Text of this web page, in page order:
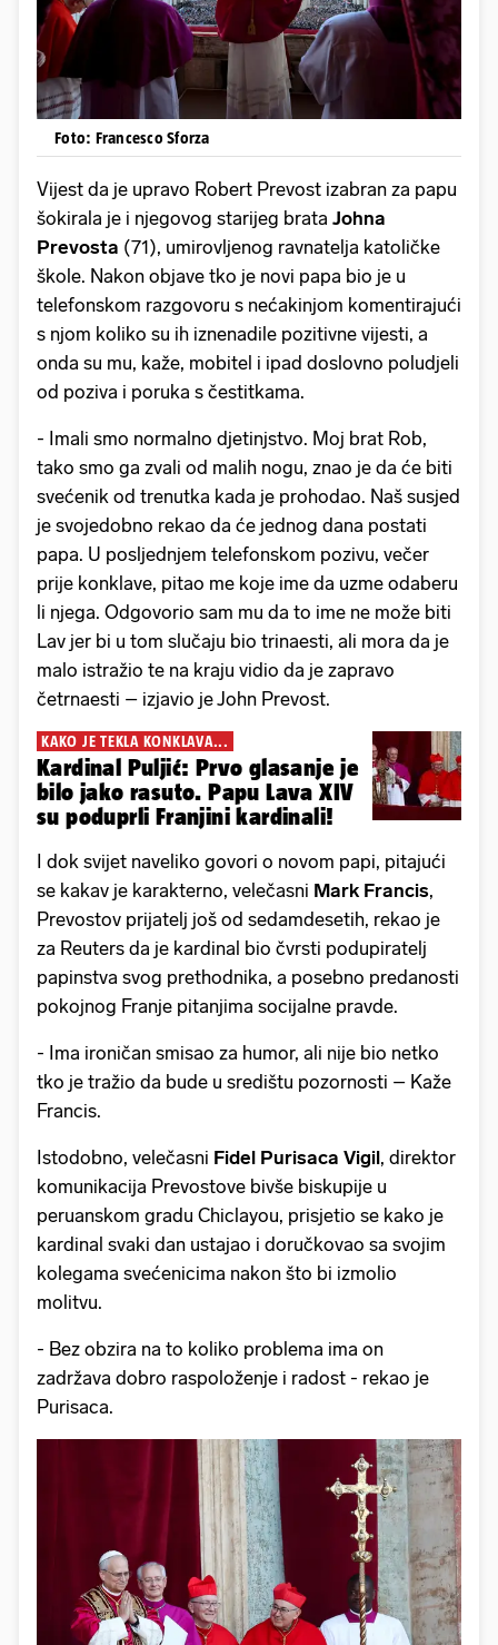
Foto: Francesco Sforza
Vijest da je upravo Robert Prevost izabran za papu
šokirala je i njegovog starijeg brata Johna
Prevosta (71), umirovljenog ravnatelja katoličke
škole. Nakon objave tko je novi papa bio je u
telefonskom razgovoru s nećakinjom komentirajući
s njom koliko su ih iznenadile pozitivne vijesti, a
onda su mu, kaže, mobitel i ipad doslovno poludjeli
od poziva i poruka s čestitkama.
- Imali smo normalno djetinjstvo. Moj brat Rob,
tako smo ga zvali od malih nogu, znao je da će biti
svećenik od trenutka kada je prohodao. Naš susjed
je svojedobno rekao da će jednog dana postati
papa. U posljednjem telefonskom pozivu, večer
prije konklave, pitao me koje ime da uzme odaberu
li njega. Odgovorio sam mu da to ime ne može biti
Lav jer bi u tom slučaju bio trinaesti, ali mora da je
malo istražio te na kraju vidio da je zapravo
četrnaesti – izjavio je John Prevost.
KAKO JE TEKLA KONKLAVA...
Kardinal Puljić: Prvo glasanje je
bilo jako rasuto. Papu Lava XIV
su poduprli Franjini kardinali!
I dok svijet naveliko govori o novom papi, pitajući
se kakav je karakterno, velečasni Mark Francis,
Prevostov prijatelj još od sedamdesetih, rekao je
za Reuters da je kardinal bio čvrsti podupiratelj
papinstva svog prethodnika, a posebno predanosti
pokojnog Franje pitanjima socijalne pravde.
- Ima ironičan smisao za humor, ali nije bio netko
tko je tražio da bude u središtu pozornosti – Kaže
Francis.
Istodobno, velečasni Fidel Purisaca Vigil, direktor
komunikacija Prevostove bivše biskupije u
peruanskom gradu Chiclayou, prisjetio se kako je
kardinal svaki dan ustajao i doručkovao sa svojim
kolegama svećenicima nakon što bi izmolio
molitvu.
- Bez obzira na to koliko problema ima on
zadržava dobro raspoloženje i radost - rekao je
Purisaca.